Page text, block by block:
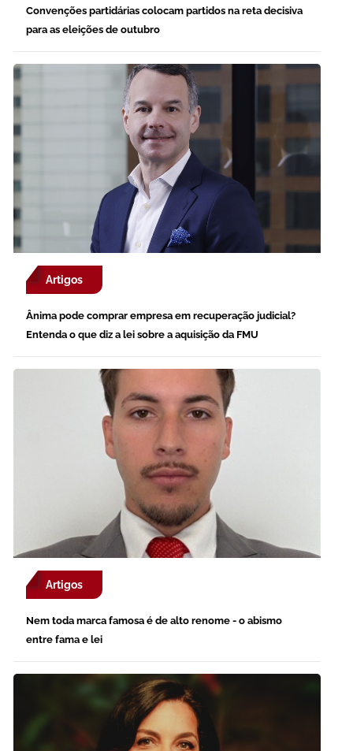
Convenções partidárias colocam partidos na reta decisiva
para as eleições de outubro
Artigos
Ânima pode comprar empresa em recuperação judicial?
Entenda o que diz a lei sobre a aquisição da FMU
Artigos
Nem toda marca famosa é de alto renome - o abismo
entre fama e lei